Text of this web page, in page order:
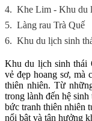
4. Khe Lim - Khu du
5. Làng rau Trà Quế
6. Khu du lịch sinh
Khu du lịch sinh thái
vẻ đẹp hoang sơ, mà
thiên nhiên. Từ
trong lành đến hệ
bức tranh thiên nhiên
nổi bật và tận hưởng